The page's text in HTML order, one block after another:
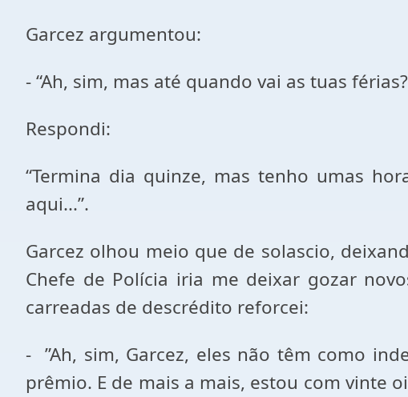
Garcez argumentou:
- “Ah, sim, mas até quando vai as tuas
Respondi:
“Termina dia quinze, mas tenho umas
aqui...”.
Garcez olhou meio que de solascio,
Chefe de Polícia iria me deixar gozar
carreadas de descrédito reforcei:
- ”Ah, sim, Garcez, eles não têm como
prêmio. E de mais a mais, estou com vinte